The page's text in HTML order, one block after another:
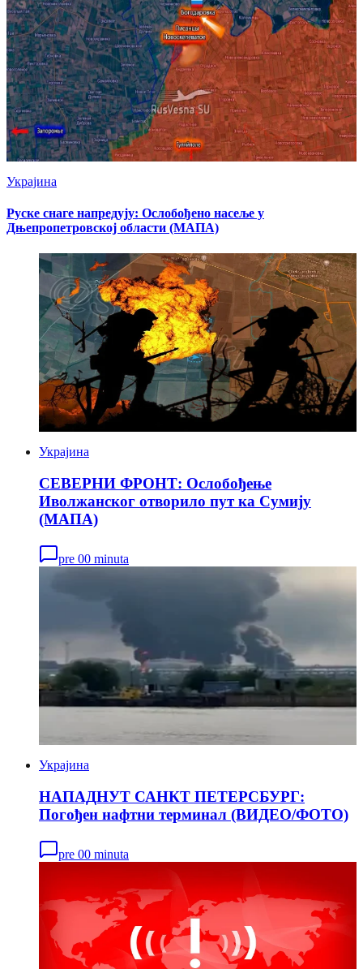
Украјина
Руске снаге напредују: Ослобођено насеље у
Дњепропетровској области (МАПА)
Украјина
СЕВЕРНИ ФРОНТ: Ослобођење
Иволжанског отворило пут ка Сумију
(МАПА)
pre 00 minuta
Украјина
НАПАДНУТ САНКТ ПЕТЕРСБУРГ:
Погођен нафтни терминал (ВИДЕО/ФОТО)
pre 00 minuta